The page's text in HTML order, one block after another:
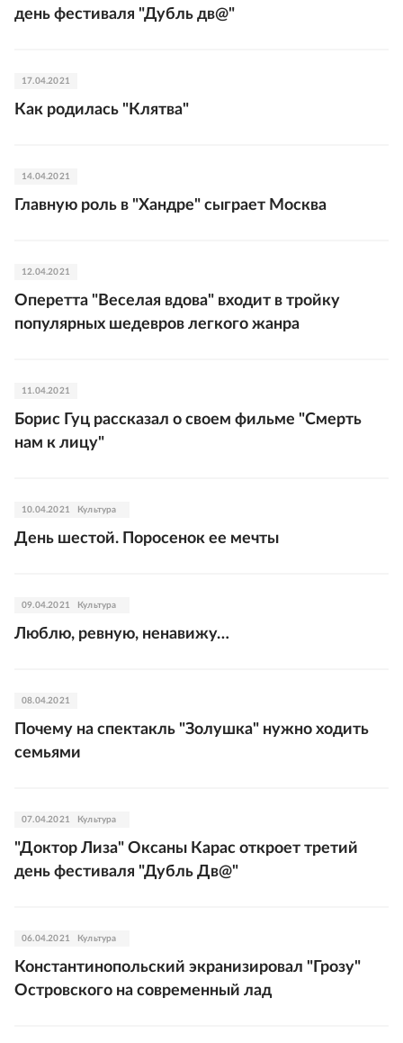
день фестиваля "Дубль дв@"
17.04.2021
Как родилась "Клятва"
14.04.2021
Главную роль в "Хандре" сыграет Москва
12.04.2021
Оперетта "Веселая вдова" входит в тройку
популярных шедевров легкого жанра
11.04.2021
Борис Гуц рассказал о своем фильме "Смерть
нам к лицу"
10.04.2021 Культура
День шестой. Поросенок ее мечты
09.04.2021 Культура
Люблю, ревную, ненавижу…
08.04.2021
Почему на спектакль "Золушка" нужно ходить
семьями
07.04.2021 Культура
"Доктор Лиза" Оксаны Карас откроет третий
день фестиваля "Дубль Дв@"
06.04.2021 Культура
Константинопольский экранизировал "Грозу"
Островского на современный лад